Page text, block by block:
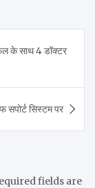
के साथ 4 डॉक्टर
सपोर्ट सिस्टम पर
fields are